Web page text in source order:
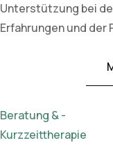
Unterstützung bei
Erfahrungen und
Beratung & -
Kurzzeittherapie